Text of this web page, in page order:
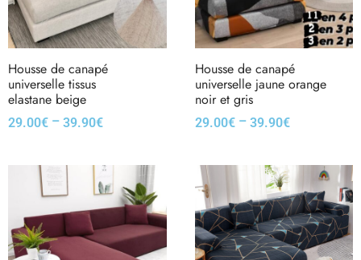
Housse de canapé
universelle tissus
elastane beige
29.00€ – 39.90€
Housse de canapé
universelle jaune orange
noir et gris
29.00€– 39.90€